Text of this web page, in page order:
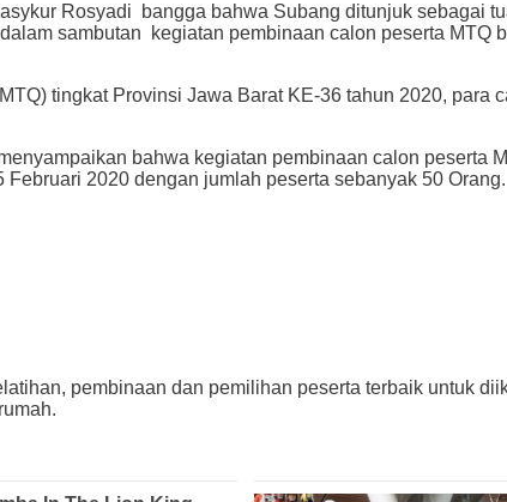
Rosyadi bangga bahwa Subang ditunjuk sebagai
sambutan kegiatan pembinaan calon peserta
tingkat Provinsi Jawa Barat KE-36 tahun 2020, para
bahwa kegiatan pembinaan calon peserta
2020 dengan jumlah peserta sebanyak 50 Orang.
pembinaan dan pemilihan peserta terbaik untuk